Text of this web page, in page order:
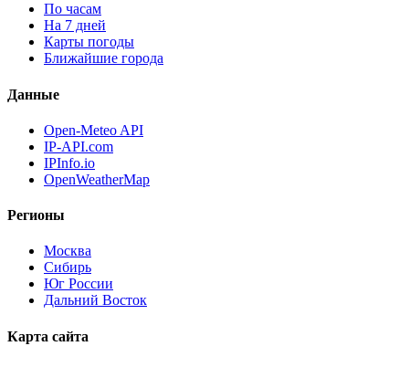
По часам
На 7 дней
Карты погоды
Ближайшие города
Данные
Open-Meteo API
IP-API.com
IPInfo.io
OpenWeatherMap
Регионы
Москва
Сибирь
Юг России
Дальний Восток
Карта сайта